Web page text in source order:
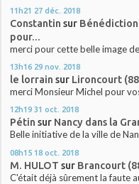
11h21 27 déc. 2018
Constantin sur
pour...
merci pour cette belle image
13h16 29 nov. 2018
le lorrain sur Lironcourt
merci Monsieur Michel pour
12h19 31 oct. 2018
Pétin sur Nancy dans la
Belle initiative de la ville de
08h15 18 oct. 2018
M. HULOT sur Brancourt
C'était déjà sûrement la faute